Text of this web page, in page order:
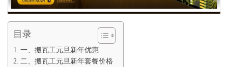
目录
一、搬瓦工元旦新年优惠
二、搬瓦工元旦新年套餐价格